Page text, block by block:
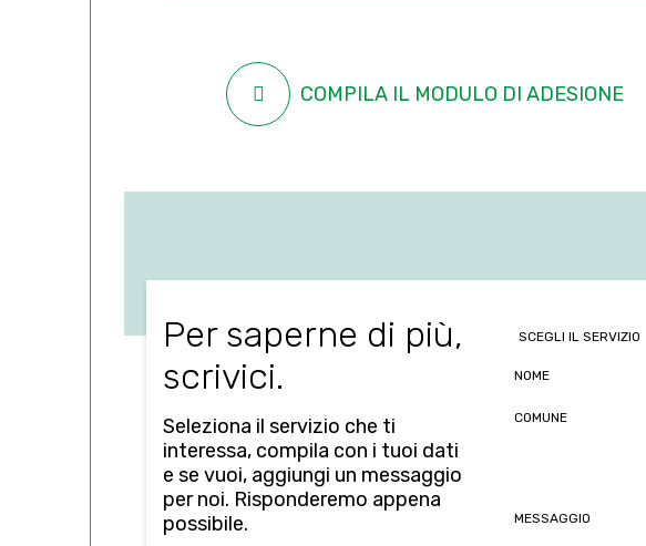
COMPILA IL MODULO DI ADESIONE
Per saperne di più,
scrivici.
Seleziona il servizio che ti
interessa, compila con i tuoi dati
e se vuoi, aggiungi un messaggio
per noi. Risponderemo appena
possibile.